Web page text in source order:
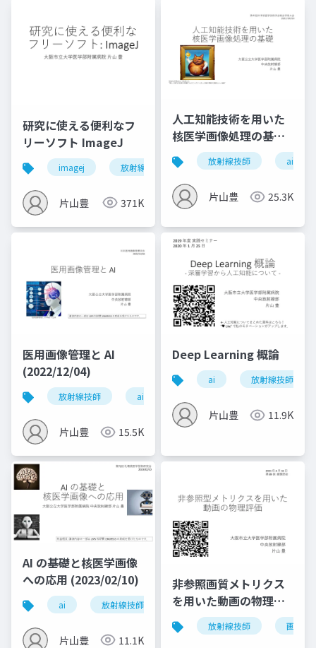
研究に使える便利なフ
リーソフト ImageJ
imagej 放射線技師
片山豊 371K
人工知能技術を用いた
核医学画像処理の基礎
(2022/09/09)
放射線技師 ai
片山豊 25.3K
医用画像管理と AI
(2022/12/04)
放射線技師 ai
片山豊 15.5K
Deep Learning 概論
ai 放射線技師
片山豊 11.9K
AI の基礎と核医学画像
への応用 (2023/02/10)
ai 放射線技師
片山豊 11.1K
非参照画質メトリクス
を用いた動画の物理評
価 (2021/04/16)
放射線技師 画像評